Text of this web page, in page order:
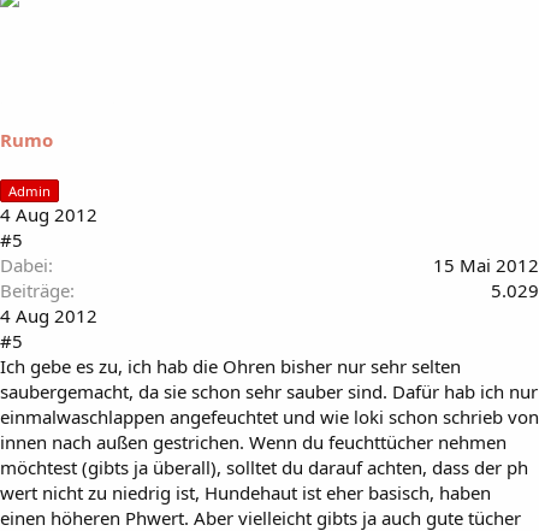
Rumo
Admin
4 Aug 2012
#5
Dabei
15 Mai 2012
Beiträge
5.029
4 Aug 2012
#5
Ich gebe es zu, ich hab die Ohren bisher nur sehr selten
saubergemacht, da sie schon sehr sauber sind. Dafür hab ich nur
einmalwaschlappen angefeuchtet und wie loki schon schrieb von
innen nach außen gestrichen. Wenn du feuchttücher nehmen
möchtest (gibts ja überall), solltet du darauf achten, dass der ph
wert nicht zu niedrig ist, Hundehaut ist eher basisch, haben
einen höheren Phwert. Aber vielleicht gibts ja auch gute tücher